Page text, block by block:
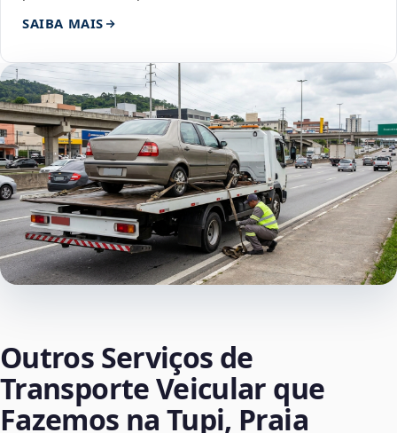
SAIBA MAIS
Outros Serviços de
Transporte Veicular que
Fazemos na Tupi, Praia